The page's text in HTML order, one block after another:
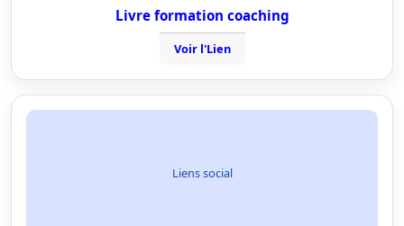
Livre formation coaching
Voir l'Lien
Liens social